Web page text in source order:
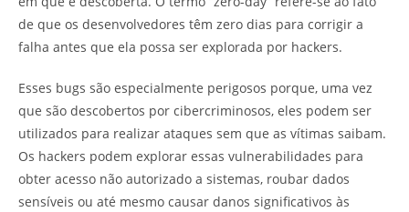
de que os desenvolvedores têm zero dias para corrigir a
falha antes que ela possa ser explorada por hackers.
Esses bugs são especialmente perigosos porque, uma vez
que são descobertos por cibercriminosos, eles podem ser
utilizados para realizar ataques sem que as vítimas saibam.
Os hackers podem explorar essas vulnerabilidades para
obter acesso não autorizado a sistemas, roubar dados
sensíveis ou até mesmo causar danos significativos às